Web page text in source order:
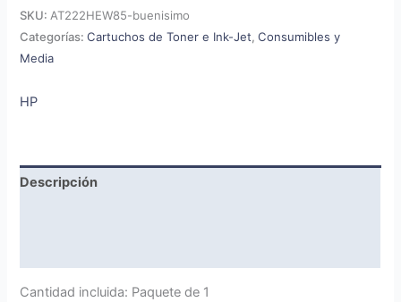
SKU:AT222HEW85-buenisimo
Categorías:Cartuchos de Toner e Ink-Jet,Consumibles y
Media
HP
Descripción
Cantidad incluida: Paquete de 1